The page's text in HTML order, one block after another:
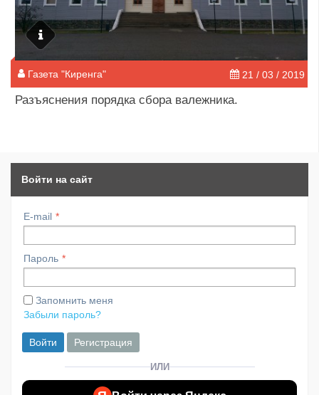
Газета "Киренга" 21 / 03 / 2019
​Разъяснения порядка сбора валежника.
Войти на сайт
E-mail
Пароль
Запомнить меня
Забыли пароль?
Войти Регистрация
ИЛИ